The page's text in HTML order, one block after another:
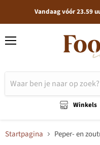
Vandaag vóór 23.59
Winkels
Startpagina Peper- en